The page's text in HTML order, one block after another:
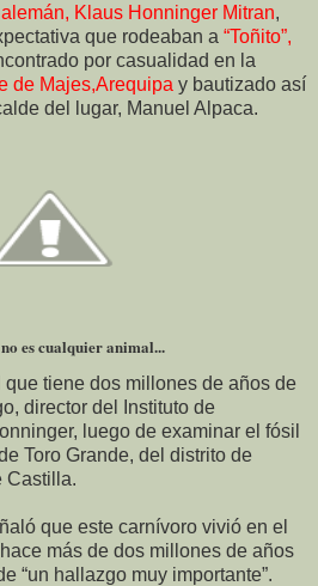
Klaus Honninger Mitran,
que rodeaban a “Toñito”,
por casualidad en la
de Majes,Arequipa y bautizado así
del lugar, Manuel Alpaca.
es cualquier animal...
tiene dos millones de años de
director del Instituto de
luego de examinar el fósil
Toro Grande, del distrito de
Castilla.
que este carnívoro vivió en el
más de dos millones de años
“un hallazgo muy importante”.